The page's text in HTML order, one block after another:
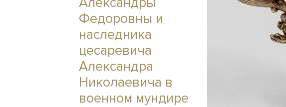
Федоровны и
наследника
цесаревича
Александра
Николаевича в
военном мундире